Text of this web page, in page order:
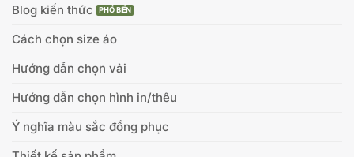
Blog kiến thức
Cách chọn size áo
Hướng dẫn chọn vải
Hướng dẫn chọn hình in/thêu
Ý nghĩa màu sắc đồng phục